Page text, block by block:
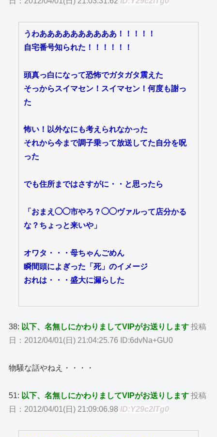
うわああああああああああ！！！！！
自宅番号知られた！！！！！！
頭真っ白になって恐怖でガタガタ震えた
そっからスイマセン！スイマセン！何度も謝っ
た
怖い！以外なにも考えられなかった
それから今まで調子乗って放送してた自分を呪
った
でも住所まではさすがに・・と思ったら
「おまえ◯◯市やろ？◯◯ヴァルって店分かる
な？ちょっと来いや」
オワタ・・・母ちゃんごめん
瞬間頭によぎった「死」のイメージ
おれは・・・盛大に漏らした
38: 以下、名無しにかわりましてVIPがお送りします 投稿
日：2012/04/01(日) 21:04:25.76 ID:6dvNa+GU0
物騒な話やねえ・・・・
51: 以下、名無しにかわりましてVIPがお送りします 投稿
日：2012/04/01(日) 21:09:06.98 ID:Y29c2lTg0